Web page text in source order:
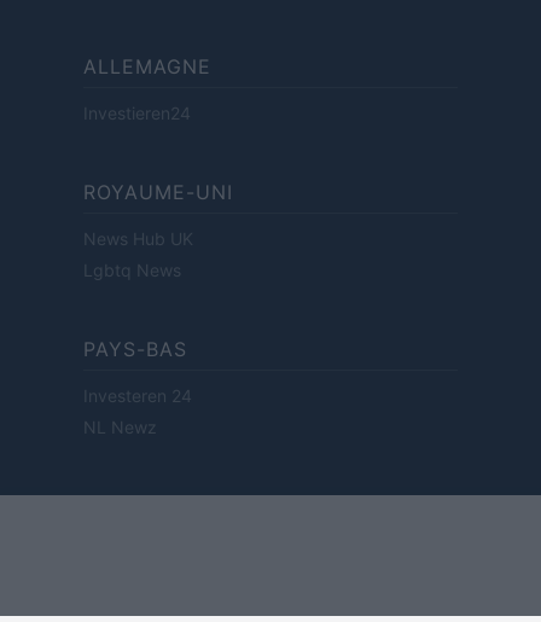
ALLEMAGNE
Investieren24
ROYAUME-UNI
News Hub UK
Lgbtq News
PAYS-BAS
Investeren 24
NL Newz